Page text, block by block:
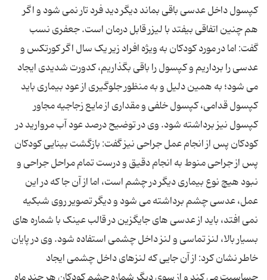
کپسول داخل عدسی باقی بماند دیگر دید فرد تار نمی ‌شود و اگر
هم چنین اتفاقی بیفتد با لیزر قابل درمان است. جعفری نسب
گفت: اما در مورد کودکان به ویژه افراد زیر یک سال اگر کورتکس و
عدسی را برداریم و کپسول را باقی بگذاریم، کدورت شدیدی ایجاد
می ‌شود؛ به همین دلیل و به منظور جلوگیری از عود بیماری باید
کپسول قدامی، کپسول خلفی و مقداری از مایع زجاجیه مجاور
کپسول نیز برداشته شود. وی در توضیح درصد عود آب مروارید در
کودکان پس از انجام عمل جراحی نیز گفت: بازگشت بینایی کودکان
پس از جراحی منوط به انجام دقیق و درست تمام مراحل جراحی و
نبود هیچ نوع بیماری دیگر در چشم است، اما از آن جا که در این
عمل، عدسی چشم برداشته می ‌شود و دیگر تصویر روی شبکیه
نمی ‌افتد، باید از عدسی ‌های جایگزین در قالب عینک با شماره‌ های
بسیار بالا، لنز تماسی و لنز داخل چشمی استفاده شود. وی در پایان
خاطر نشان کرد: از آن جایی که لنزهای داخل چشمی ایجاد